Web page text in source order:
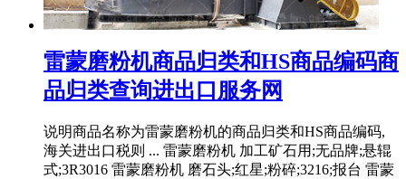
雷蒙磨粉机商品归类和HS商品编码商
品归类查询进出口服务网
说明商品名称为雷蒙磨粉机的商品归类和HS商品编码,
海关进出口税则 ... 雷蒙磨粉机 加工矿石用;无品牌;悬辊
式;3R3016 雷蒙磨粉机 磨石头;红星;粉碎;3216;报台 雷蒙